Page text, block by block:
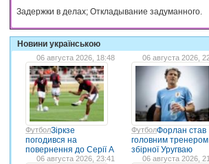
Задержки в делах; Откладывание задуманного.
Новини українською
06 августа 2026, 18:48
ФутболЗіркзе
погодився на
повернення до Серії А
06 августа 2026,
ФутболФорлан став
головним тренером
збірної Уругваю
06 августа 2026, 23:41 06 августа 2026,